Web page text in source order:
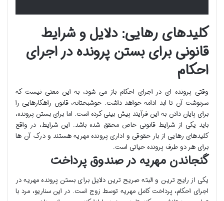
کلیدهای رهایی: دلایل و شرایط
قانونی برای بستن پرونده در اجرای
احکام
وقتی پرونده ای در اجرای احکام باز می شود، به این معنی نیست که
سرنوشت آن تا ابد ادامه خواهد داشت. خوشبختانه، قانون راهکارهایی را
برای پایان دادن به این فرآیند پیش بینی کرده است. اما برای بستن پرونده،
باید یکی از شرایط قانونی خاص محقق شده باشد. این شرایط، در واقع
کلیدهای رهایی از بار حقوقی و اداری پرونده مهریه هستند و درک آن ها
برای هر دو طرف پرونده حیاتی است.
گنجاندن مهریه در صندوق پرداخت
یکی از رایج ترین و البته صریح ترین دلایل برای بستن پرونده مهریه در
اجرای احکام، پرداخت کامل مهریه توسط زوج است. در این سناریو، مرد با